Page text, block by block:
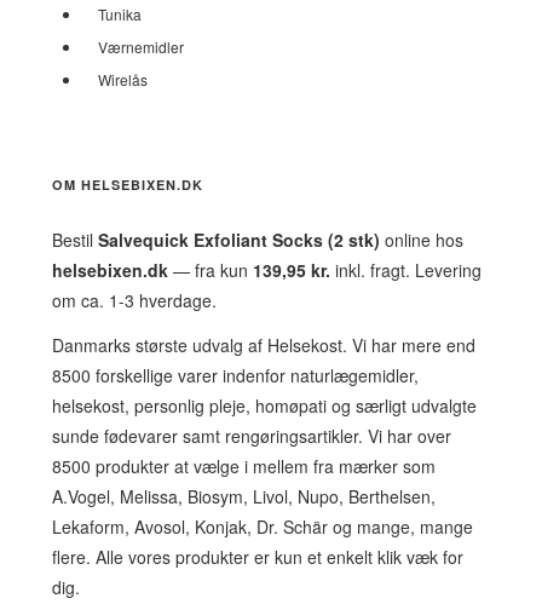
Tunika
Værnemidler
Wirelås
OM HELSEBIXEN.DK
Bestil Salvequick Exfoliant Socks (2 stk) online hos
helsebixen.dk — fra kun 139,95 kr. inkl. fragt. Levering
om ca. 1-3 hverdage.
Danmarks største udvalg af Helsekost. Vi har mere end
8500 forskellige varer indenfor naturlægemidler,
helsekost, personlig pleje, homøpati og særligt udvalgte
sunde fødevarer samt rengøringsartikler. Vi har over
8500 produkter at vælge i mellem fra mærker som
A.Vogel, Melissa, Biosym, Livol, Nupo, Berthelsen,
Lekaform, Avosol, Konjak, Dr. Schär og mange, mange
flere. Alle vores produkter er kun et enkelt klik væk for
dig.